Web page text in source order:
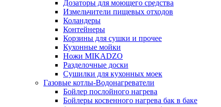
Дозаторы для моющего средства
Измельчители пищевых отходов
Коландеры
Контейнеры
Корзины для сушки и прочее
Кухонные мойки
Ножи MIKADZO
Разделочные доски
Сушилки для кухонных моек
Газовые котлы-Водонагреватели
Бойлер послойного нагрева
Бойлеры косвенного нагрева бак в баке